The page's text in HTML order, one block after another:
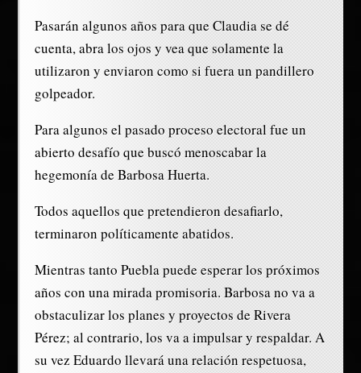
Pasarán algunos años para que Claudia se dé
cuenta, abra los ojos y vea que solamente la
utilizaron y enviaron como si fuera un pandillero
golpeador.
Para algunos el pasado proceso electoral fue un
abierto desafío que buscó menoscabar la
hegemonía de Barbosa Huerta.
Todos aquellos que pretendieron desafiarlo,
terminaron políticamente abatidos.
Mientras tanto Puebla puede esperar los próximos
años con una mirada promisoria. Barbosa no va a
obstaculizar los planes y proyectos de Rivera
Pérez; al contrario, los va a impulsar y respaldar. A
su vez Eduardo llevará una relación respetuosa,